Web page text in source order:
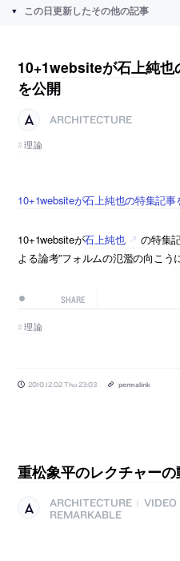
この日更新したその他の記事
10+1websiteが石上純也
を公開
ARCHITECTURE
理論
10+1websiteが石上純也の特集記
10+1websiteが石上純也
の特集
よる論考”フォルムの氾濫の向こう
SHARE
理論
2010.12.02 Thu 23:03 permalink
重松象平のレクチャーの
ARCHITECTURE VIDEO
REMARKABLE